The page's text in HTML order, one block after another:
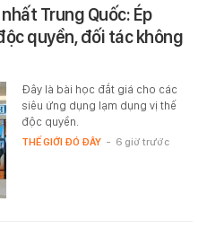
Trung Quốc: Ép
quyền, đối tác không
Đây là bài học đắt giá cho các
siêu ứng dụng lạm dụng vị thế
độc quyền.
THẾ GIỚI ĐÓ ĐÂY - 6 giờ trước